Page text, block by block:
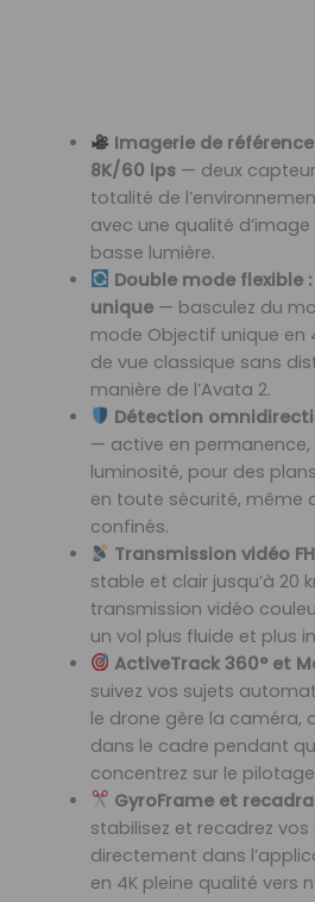
Imagerie de référence
8K/60 ips— deux
totalité de
avec une qualité
basse lumière.
Double mode flexible
unique— basculez du
mode Objectif unique en
de vue classique sans
manière de l’Avata 2.
Détection
— active en
luminosité, pour des
en toute sécurité, même
confinés.
Transmission vidéo
stable et clair jusqu’à 20
transmission vidéo
un vol plus fluide et plus
ActiveTrack 360° et
suivez vos sujets
le drone gère la caméra,
dans le cadre pendant
concentrez sur le
GyroFrame et
stabilisez et recadrez vos
directement dans
en 4K pleine qualité vers